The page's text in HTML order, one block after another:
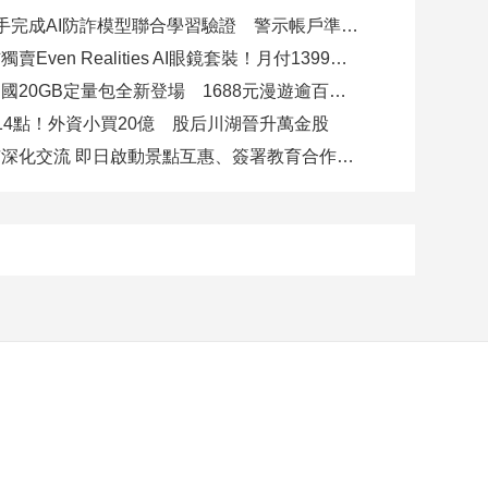
8大銀行攜手完成AI防詐模型聯合學習驗證 警示帳戶準確度提升2倍
台灣大電信獨賣Even Realities AI眼鏡套裝！月付1399元 專案價3990
遠傳跨洲多國20GB定量包全新登場 1688元漫遊逾百國家！
點！外資小買20億 股后川湖晉升萬金股
高雄陸奧市深化交流 即日啟動景點互惠、簽署教育合作MOU